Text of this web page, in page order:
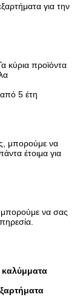
για την
κύρια προϊόντα
5 έτη
μπορούμε να
έτοιμα για
μπορούμε να σας
καλύμματα